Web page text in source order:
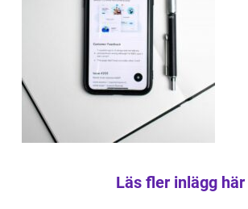
Läs fler inlägg här